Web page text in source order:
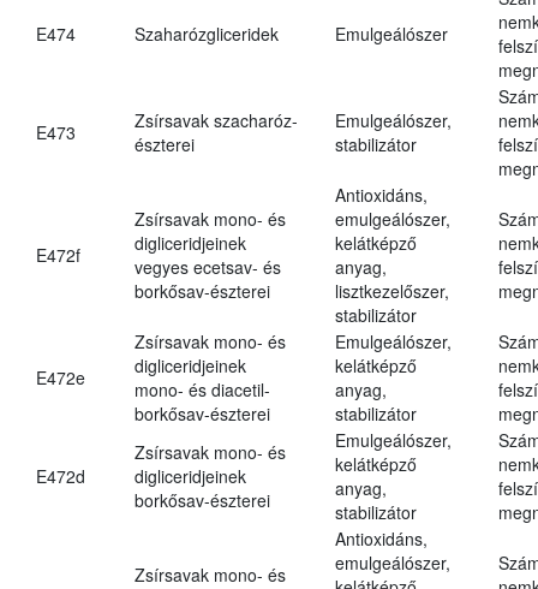
E474 Szaharózgliceridek Emulgeálószer
E473
Zsírsavak szacharóz-
észterei
Emulgeálószer,
stabilizátor
E472f
Zsírsavak mono- és
digliceridjeinek
vegyes ecetsav- és
borkősav-észterei
Antioxidáns,
emulgeálószer,
kelátképző
anyag,
lisztkezelőszer,
stabilizátor
E472e
Zsírsavak mono- és
digliceridjeinek
mono- és diacetil-
borkősav-észterei
Emulgeálószer,
kelátképző
anyag,
stabilizátor
E472d
Zsírsavak mono- és
digliceridjeinek
borkősav-észterei
Emulgeálószer,
kelátképző
anyag,
stabilizátor
Zsírsavak mono- és
Antioxidáns,
emulgeálószer,